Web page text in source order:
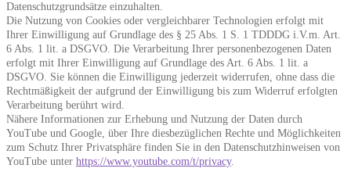
Datenschutzgrundsätze einzuhalten.
Die Nutzung von Cookies oder vergleichbarer Technologien erfolgt mit
Ihrer Einwilligung auf Grundlage des § 25 Abs. 1 S. 1 TDDDG i.V.m. Art.
6 Abs. 1 lit. a DSGVO. Die Verarbeitung Ihrer personenbezogenen Daten
erfolgt mit Ihrer Einwilligung auf Grundlage des Art. 6 Abs. 1 lit. a
DSGVO. Sie können die Einwilligung jederzeit widerrufen, ohne dass die
Rechtmäßigkeit der aufgrund der Einwilligung bis zum Widerruf erfolgten
Verarbeitung berührt wird.
Nähere Informationen zur Erhebung und Nutzung der Daten durch
YouTube und Google, über Ihre diesbezüglichen Rechte und Möglichkeiten
zum Schutz Ihrer Privatsphäre finden Sie in den Datenschutzhinweisen von
YouTube unter https://www.youtube.com/t/privacy.